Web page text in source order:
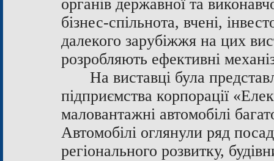
органів державної та
бізнес-спільнота, вчені,
далекого зарубіжжя на цих
розробляють ефективні
На виставці була
підприємства корпорації
маловантажні автомобілі
Автомобілі оглянули ряд
регіонального розвитку,